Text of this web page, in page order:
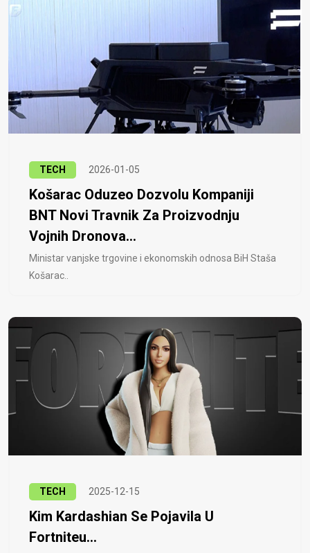
TECH 2026-01-05
Košarac Oduzeo Dozvolu Kompaniji
BNT Novi Travnik Za Proizvodnju
Vojnih Dronova...
Ministar vanjske trgovine i ekonomskih odnosa BiH Staša
Košarac..
TECH 2025-12-15
Kim Kardashian Se Pojavila U
Fortniteu...